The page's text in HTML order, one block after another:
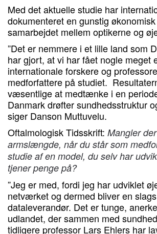
Med det aktuelle studie har
dokumenteret en gunstig
samarbejdet mellem optikerne og
”Det er nemmere i et lille land som
har gjort, at vi har fået nogle meget
internationale forskere og
medforfattere på studiet.
væsentlige at medtænke i en
Danmark drøfter sundhedsstruktur
siger Danson Muttuvelu.
Oftalmologisk Tidsskrift: Mangler
armslængde, når du står som
studie af en model, du selv har
tjener penge på?
”Jeg er med, fordi jeg har udviklet
netværket og dermed bliver en slags
dataleverandør. Det er tunge,
udlandet, der sammen med
tidligere professor Lars Ehlers har